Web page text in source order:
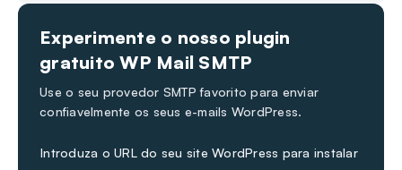
Ainda preso?
Última atualização em 16 de Setembro de 2024
Experimente o nosso plugin
gratuito WP Mail SMTP
Use o seu provedor SMTP favorito para enviar
confiavelmente os seus e-mails WordPress.
Introduza o URL do seu site WordPress para instalar